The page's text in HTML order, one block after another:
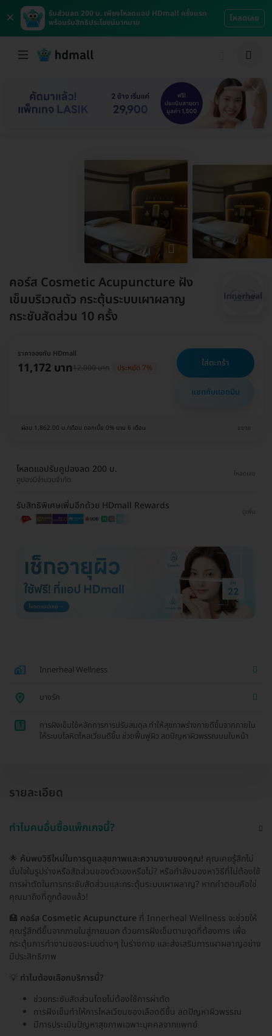
×
รับส่วนลด 200 บ. เพียงโหลดแอป HDmall ครั้งแรก
พร้อมรับสิทธิประโยชน์มากมาย
โหลดเลย
คอร์ส Cosmetic Acupuncture ฝัง
เข็มบริเวณตัว กระตุ้นระบบเผาผลาญ
กระชับสัดส่วน 10 ครั้ง
ราคาจองกับ HDmall
11,172 บาท12,000 บาท ประหยัด 7% ใส่ตะกร้า
แชทกับแอดมิน
ผ่อน 1,862.00 บ./เดือน ดอกเบี้ย 0% นาน 6 เดือน ขยาย
โหลดแอปรับคูปองลด 200 บ.
คูปองมีจำนวนจำกัด
โหลดเลย
รับสิทธิพิเศษเพิ่มอีกด้วย HDmall Rewards
ดูเพิ่ม
Innerheal Wellness
บางรัก
1
การฝังเข็มใช้หลักการการปรับสมดุล ทำให้สุขภาพร่างกายดีขึ้นจากภายใน
ให้ระบบโลหิตไหลเวียนดีขึ้น ช่วยฟื้นฟูผิว ลดปัญหาผิวพรรณบนใบหน้า
รายละเอียด
ทำไมคนอื่นซื้อแพ็กเกจนี้?
🌟 ค้นพบวิธีใหม่ในการดูแลสุขภาพและความงามของคุณ! คุณเคยรู้สึกไม่
มั่นใจในรูปร่างหรือสัดส่วนของตัวเองหรือไม่? หรือกำลังมองหาวิธีที่ไม่ต้องใช้
การผ่าตัดในการกระชับสัดส่วนและกระตุ้นระบบเผาผลาญ? หากคำตอบคือใช่
คุณมาถึงที่ถูกต้องแล้ว!
🏥 คอร์ส Cosmetic Acupuncture ที่ Innerheal Wellness จะช่วยให้
คุณรู้สึกดีขึ้นจากภายในสู่ภายนอก ด้วยการฝังเข็มตามจุดที่ต้องการ เพื่อ
กระตุ้นการทำงานของระบบต่างๆ ในร่างกาย และส่งเสริมการเผาผลาญอย่าง
มีประสิทธิภาพ
💡 ทำไมต้องเลือกบริการนี้?
ช่วยกระชับสัดส่วนโดยไม่ต้องใช้การผ่าตัด
การฝังเข็มทำให้การไหลเวียนของเลือดดีขึ้น ลดปัญหาผิวพรรณ
มีการประเมินปัญหาสุขภาพเฉพาะบุคคลจากแพทย์